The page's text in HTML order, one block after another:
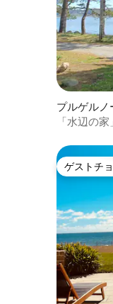
プルゲルノ
「水辺の
ゲストチ
ゲストチ